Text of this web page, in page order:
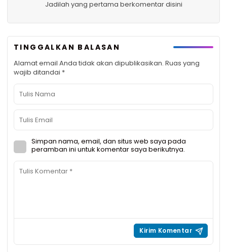
Jadilah yang pertama berkomentar disini
TINGGALKAN BALASAN
Alamat email Anda tidak akan dipublikasikan. Ruas yang
wajib ditandai *
Simpan nama, email, dan situs web saya pada
peramban ini untuk komentar saya berikutnya.